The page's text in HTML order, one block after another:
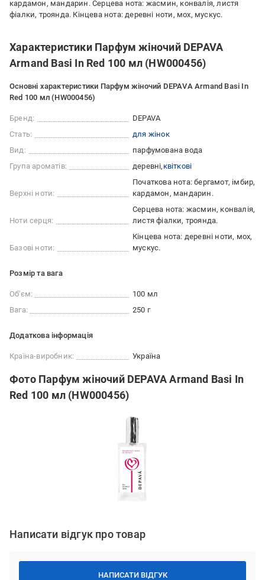
кардамон, мандарин. Серцева нота: жасмин, конвалія, листя
фіалки, троянда. Кінцева нота: деревні ноти, мох, мускус.
Характеристики Парфум жіночий DEPAVA
Armand Basi In Red 100 мл (HW000456)
Основні характеристики Парфум жіночий DEPAVA Armand Basi In
Red 100 мл (HW000456)
Бренд:
DEPAVA
Стать:
для жінок
Вид:
парфумована вода
Група ароматів:
деревні квіткові
Верхні ноти:
Початкова нота: бергамот, імбир,
кардамон, мандарин.
Ноти серця:
Серцева нота: жасмин, конвалія,
листя фіалки, троянда.
Базові ноти:
Кінцева нота: деревні ноти, мох,
мускус.
Розмір та вага
Об'єм:
100 мл
Вага:
250 г
Додаткова інформація
Країна-виробник: Україна
Фото Парфум жіночий DEPAVA Armand Basi In
Red 100 мл (HW000456)
Написати відгук про товар
НАПИСАТИ ВІДГУК